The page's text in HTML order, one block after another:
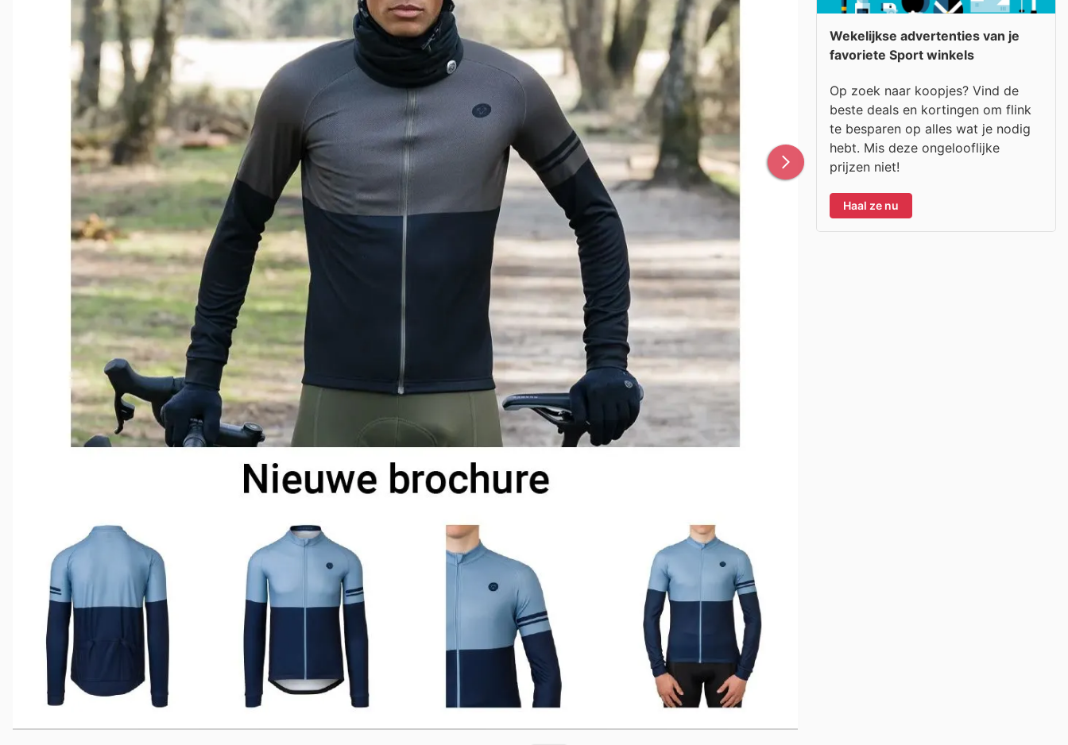
Wekelijkse advertenties van je
favoriete Sport winkels
Op zoek naar koopjes? Vind de
beste deals en kortingen om flink
te besparen op alles wat je nodig
hebt. Mis deze ongelooflijke
prijzen niet!
Haal ze nu